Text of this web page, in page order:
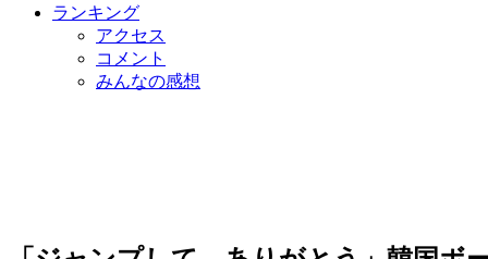
ランキング
アクセス
コメント
みんなの感想